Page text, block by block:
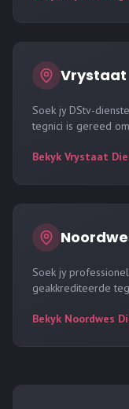
Vrystaat
Soek jy DStv-
tegnici is gereed
Bekyk Vrystaat
Soek jy
geakkrediteerde
Bekyk Noordwes